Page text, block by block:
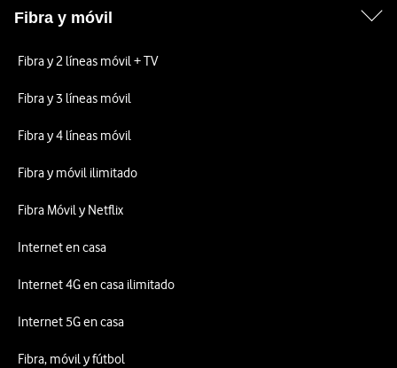
Fibra y móvil
Fibra y 2 líneas móvil + TV
Fibra y 3 líneas móvil
Fibra y 4 líneas móvil
Fibra y móvil ilimitado
Fibra Móvil y Netflix
Internet en casa
Internet 4G en casa ilimitado
Internet 5G en casa
Fibra, móvil y fútbol